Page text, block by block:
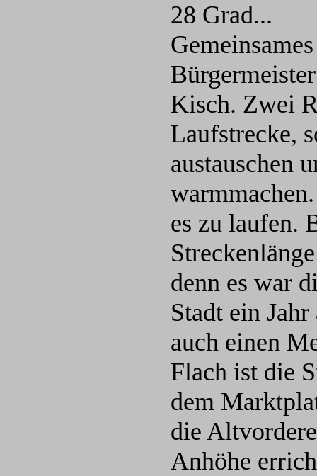
28 Grad...
Kisch. Zwei
Laufstrecke,
austauschen
es zu laufen.
denn es war
Stadt ein
auch einen
Flach ist die
dem
die
Anhöhe